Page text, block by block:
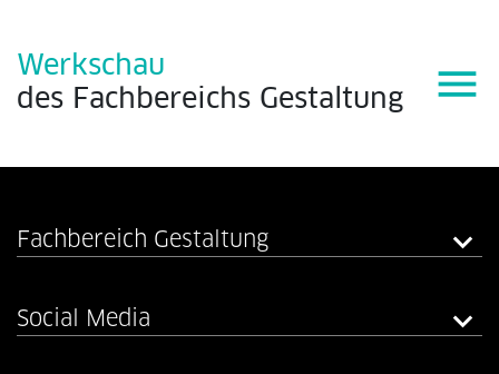
Werkschau
des Fachbereichs Gestaltung menu
Fachbereich Gestaltung
Social Media